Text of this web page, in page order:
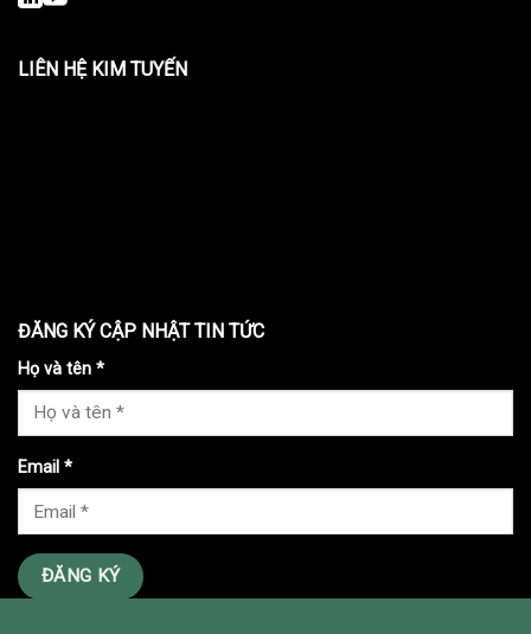
LIÊN HỆ KIM TUYẾN
ĐĂNG KÝ CẬP NHẬT TIN TỨC
Họ và tên *
Email *
ĐĂNG KÝ